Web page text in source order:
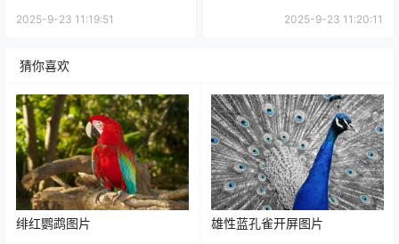
2025-9-23 11:19:51 2025-9-23 11:20:11
猜你喜欢
绯红鹦鹉图片 雄性蓝孔雀开屏图片